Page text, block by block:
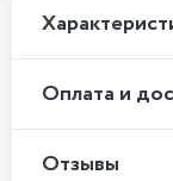
Оплата и
Отзывы